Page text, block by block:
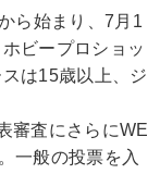
ら始まり、7月1
ビープロショッ
は15歳以上、ジ
審査にさらにWE
一般の投票を入